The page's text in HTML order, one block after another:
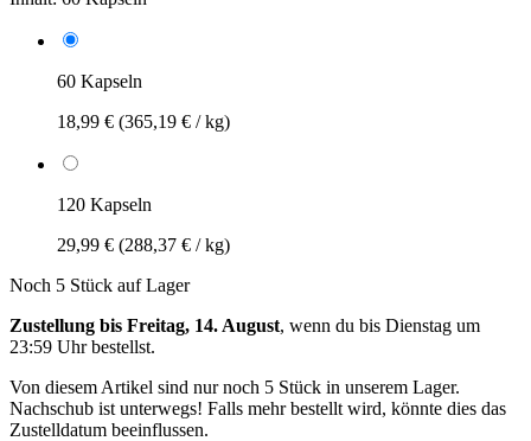
60 Kapseln
18,99 € (365,19 € / kg)
120 Kapseln
29,99 € (288,37 € / kg)
Noch 5 Stück auf Lager
Zustellung bis Freitag, 14. August, wenn du bis Dienstag um
23:59 Uhrbestellst.
Von diesem Artikel sind nur noch 5 Stück in unserem Lager.
Nachschub ist unterwegs! Falls mehr bestellt wird, könnte dies das
Zustelldatum beeinflussen.